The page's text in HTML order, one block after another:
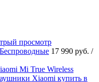
просмотр
17 990 руб. /